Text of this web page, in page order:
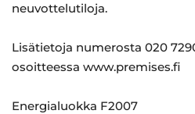
neuvottelutiloja.
Lisätietoja numerosta 020
osoitteessa www.premises.fi
Energialuokka F2007